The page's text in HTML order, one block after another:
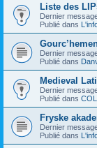
Liste des
Dernier
Publié dans
Dernier
Publié dans
Medieval
Dernier
Publié dans
Fryske
Dernier
Publié dans